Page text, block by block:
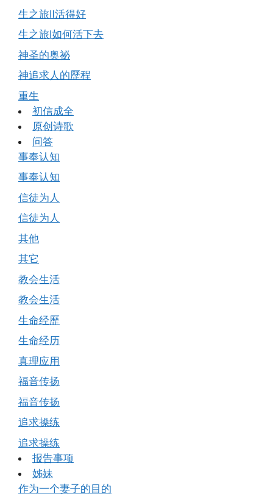
生之旅Ⅱ活得好
生之旅Ⅰ如何活下去
神圣的奥祕
神追求人的歷程
重生
初信成全
原创诗歌
问答
事奉认知
事奉认知
信徒为人
信徒为人
其他
其它
教会生活
教会生活
生命经歷
生命经历
真理应用
福音传扬
福音传扬
追求操练
追求操练
报告事项
姊妹
作为一个妻子的目的